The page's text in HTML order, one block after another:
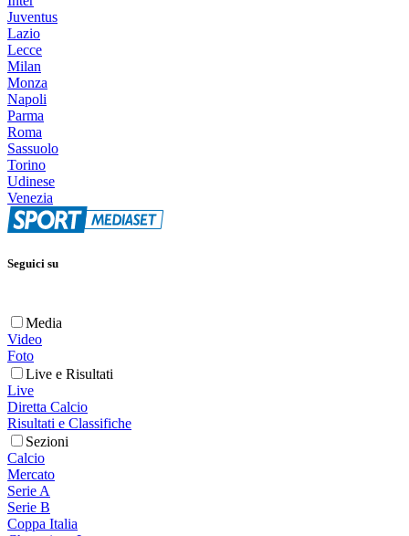
Juventus
Lazio
Lecce
Milan
Monza
Napoli
Parma
Roma
Sassuolo
Torino
Udinese
Venezia
Seguici su
Media
Video
Foto
Live e Risultati
Live
Diretta Calcio
Risultati e Classifiche
Sezioni
Calcio
Mercato
Serie A
Serie B
Coppa Italia